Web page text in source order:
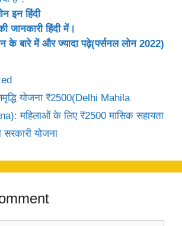
इन हिंदी
जानकारी हिंदी में।
के बारे में और ज्यादा पढ़े(पर्सनल लोन 2022)
योजना ₹2500(Delhi Mahila
महिलाओं के लिए ₹2500 मासिक सहायता
योजना